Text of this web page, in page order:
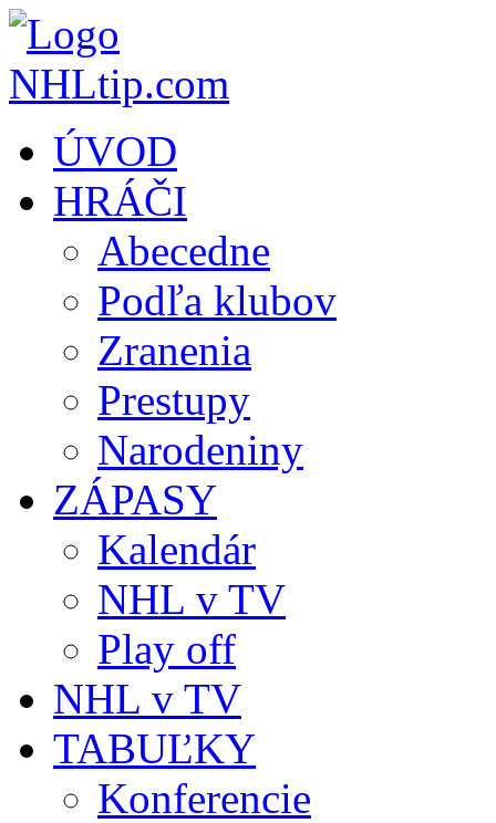
ÚVOD
HRÁČI
Abecedne
Podľa klubov
Zranenia
Prestupy
Narodeniny
ZÁPASY
Kalendár
NHL v TV
Play off
NHL v TV
TABUĽKY
Konferencie